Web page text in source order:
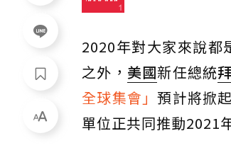
2020年對大家來說都
之外， 美國新任總統
全球集會」預計將掀
單位正共同推動2021